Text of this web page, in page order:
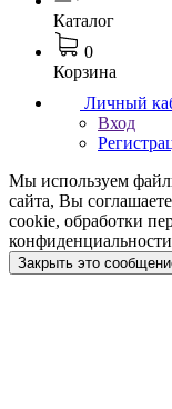
Каталог
0
Корзина
Личный
Вход
Мы используем
сайта, Вы
cookie, обработки
Закрыть это